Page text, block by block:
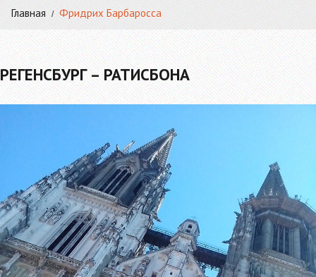
Главная Фридрих Барбаросса
РЕГЕНСБУРГ – РАТИСБОНА